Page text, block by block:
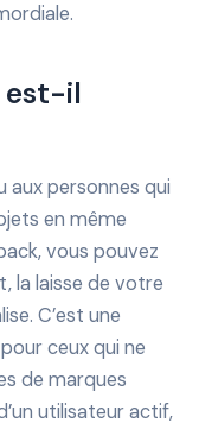
est-il
aux personnes qui
en même
vous pouvez
la laisse de votre
C’est une
ceux qui ne
de marques
utilisateur actif,